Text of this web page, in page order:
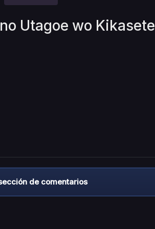
Utagoe wo Kikasete
de comentarios